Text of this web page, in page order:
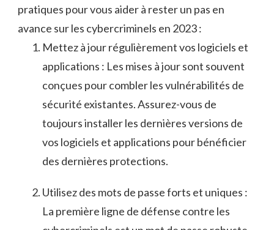
pratiques pour ⁣vous aider à‍ rester un pas en
avance sur⁢ les cybercriminels en‍ 2023 :
Mettez à jour régulièrement vos ⁤logiciels et
applications : ⁢Les mises à jour sont souvent
conçues pour combler les vulnérabilités de
sécurité existantes. Assurez-vous​ de‌
toujours installer ⁢les dernières‌ versions de
vos logiciels ⁤et applications pour bénéficier
des dernières protections.
Utilisez​ des mots ⁢de passe forts et uniques :
La ⁢première ligne de défense contre les